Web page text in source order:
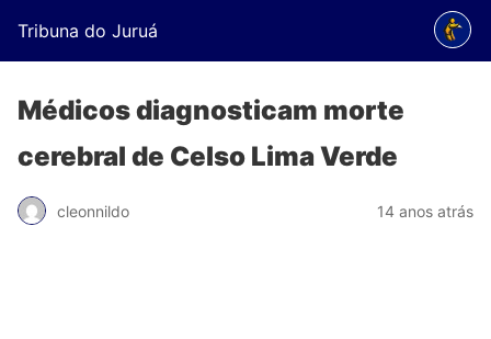
Tribuna do Juruá
Médicos diagnosticam morte
cerebral de Celso Lima Verde
cleonnildo 14 anos atrás